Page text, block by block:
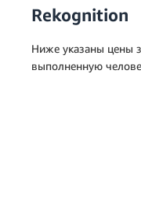
Rekognition
Ниже указаны цены
выполненную